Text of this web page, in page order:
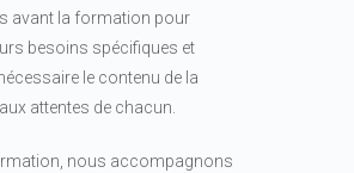
avant la formation pour
besoins spécifiques et
le contenu de la
attentes de chacun.
nous accompagnons